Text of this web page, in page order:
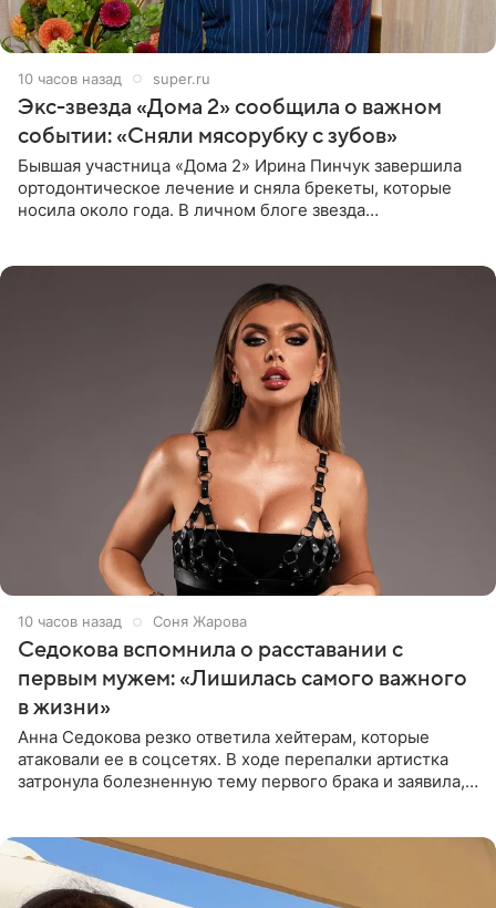
10 часов назад super.ru
Экс-звезда «Дома 2» сообщила о важном
событии: «Сняли мясорубку с зубов»
Бывшая участница «Дома 2» Ирина Пинчук завершила
ортодонтическое лечение и сняла брекеты, которые
носила около года. В личном блоге звезда
10 часов назад Соня Жарова
Седокова вспомнила о расставании с
первым мужем: «Лишилась самого важного
в жизни»
Анна Седокова резко ответила хейтерам, которые
атаковали ее в соцсетях. В ходе перепалки артистка
затронула болезненную тему первого брака и заявила,